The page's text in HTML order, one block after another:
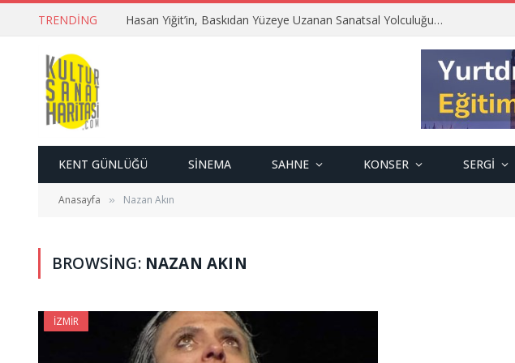
TRENDING Hasan Yiğit’in, Baskıdan Yüzeye Uzanan Sanatsal Yolculuğu…
KENT GÜNLÜĞÜ SINEMA SAHNE KONSER SERGI
Anasayfa » Nazan Akın
BROWSING: NAZAN AKIN
İZMIR